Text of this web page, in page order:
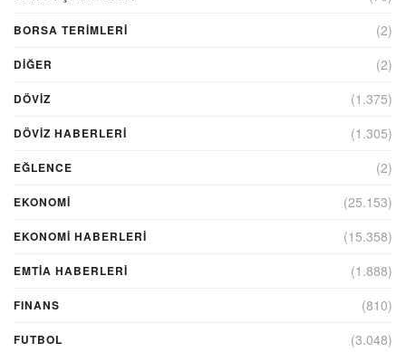
BORSA TERIMLERI (2)
DIĞER (2)
DÖVİZ (1.375)
DÖVIZ HABERLERI (1.305)
EĞLENCE (2)
EKONOMİ (25.153)
EKONOMI HABERLERI (15.358)
EMTIA HABERLERI (1.888)
FINANS (810)
FUTBOL (3.048)